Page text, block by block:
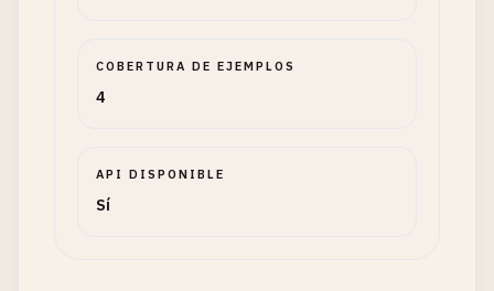
COBERTURA DE EJEMPLOS
4
API DISPONIBLE
Sí